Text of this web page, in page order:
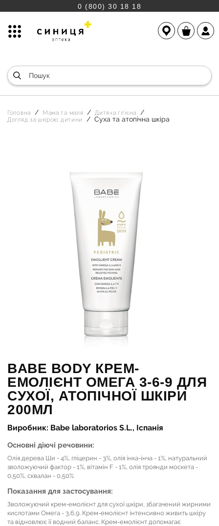
0 (800) 30 18 18
Головна Мама та маля
Дитяча гігієна
Догляд за шкірою дитини
Суха та атопічна шкіра
BABE BODY КРЕМ-
ЕМОЛІЄНТ ОМЕГА 3-6-9 ДЛЯ
СУХОЇ, АТОПІЧНОЇ ШКІРИ
200МЛ
Виробник: Babe laboratorios S.L., Іспанія
Основні діючі речовини:
Олія дерева Ши - 4%, гліцерин - 3%, олія інка-інча - 1%, натуральний
зволожуючий фактор - 1%, вітамін F - 1%, олія троянди москета -
0,50%, сквалан - 0,50%
Показання для застосування:
Зволожуючий крем-емолієнт для сухої шкіри, збагачений жирними
кислотами Омега - 3,6,9. Крем-емолієнт інтенсивно живить шкіру
та відновлює її водний баланс. Крем-емолієнт допомагає